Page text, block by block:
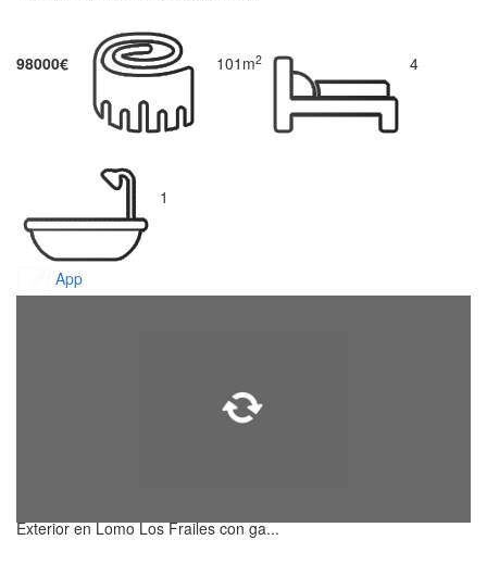
98000€ 101m2 4
1
App
Exterior en Lomo Los Frailes con ga...